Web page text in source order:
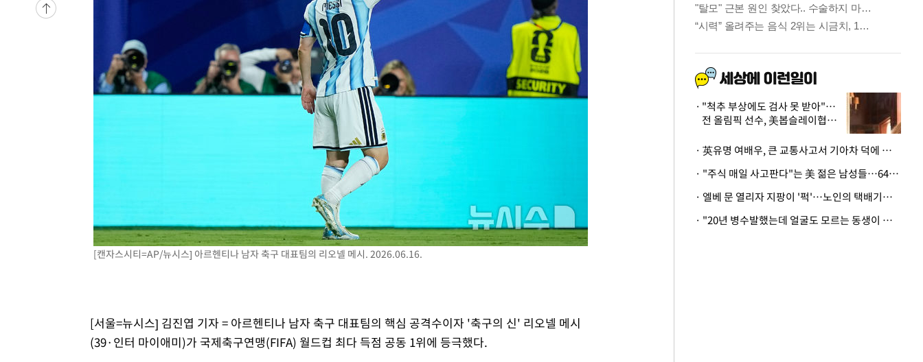
틀레티코 이적"
-21687초 전 >
수도권 40도 육박 '펄펄'…동해안 일부 지역엔 호의주의보
강릉에 시간당 81.4㎜ 물폭탄…도로 잠기고 담벼락 붕괴
백운산서 80년근 천종산삼 9뿌리 발견…감정가 1.3억원
선재도서 해루질 나섰다 실종 60대, 닷새 만에 숨진 채 발견
극한폭염 한풀 꺾이지만…'낮 최고 35도' 무더위, 열대야 계속[다음
[속보]'압수수색·성접대 논란' 축구협회 "실망과 걱정 안겨드려 죄송"
[속보]뉴욕증시 상승 마감…S&P 0.6% 나스닥 1.3%↑
[캔자스시티=AP/뉴시스] 아르헨티나 남자 축구 대표팀의 리오넬 메시. 2026.06.16.
[서울=뉴시스] 김진엽 기자 = 아르헨티나 남자 축구 대표팀의 핵심 공격수이자 '축구의 신' 리오넬 메시
(39·인터 마이애미)가 국제축구연맹(FIFA) 월드컵 최다 득점 공동 1위에 등극했다.
"척추 부상에도 검사 못 받아"…
전 올림픽 선수, 美봅슬레이협회
· 英유명 여배우, 큰 교통사고서 기아차 덕에 살았다
· "주식 매일 사고판다"는 美 젊은 남성들…64%가 "나는 인생의 패배자“
· 엘베 문 열리자 지팡이 '퍽'…노인의 택배기사 폭행 이유
· "20년 병수발했는데 얼굴도 모르는 동생이 유산 절반을"…배다른 형제 상속권 있을까